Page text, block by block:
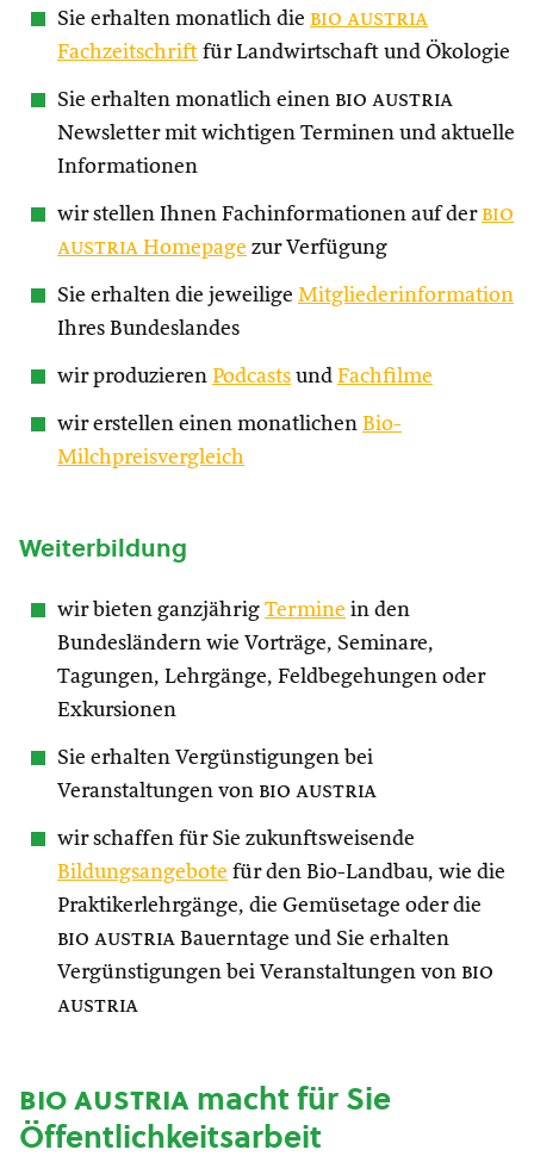
Sie erhalten monatlich die bio austria
Fachzeitschrift für Landwirtschaft und Ökologie
Sie erhalten monatlich einen bio austria
Newsletter mit wichtigen Terminen und aktuelle
Informationen
wir stellen Ihnen Fachinformationen auf der bio
austria Homepage zur Verfügung
Sie erhalten die jeweilige Mitgliederinformation
Ihres Bundeslandes
wir produzieren Podcasts und Fachfilme
wir erstellen einen monatlichen Bio-
Milchpreisvergleich
Weiterbildung
wir bieten ganzjährig Termine in den
Bundesländern wie Vorträge, Seminare,
Tagungen, Lehrgänge, Feldbegehungen oder
Exkursionen
Sie erhalten Vergünstigungen bei
Veranstaltungen von bio austria
wir schaffen für Sie zukunftsweisende
Bildungsangebote für den Bio-Landbau, wie die
Praktikerlehrgänge, die Gemüsetage oder die
bio austria Bauerntage und Sie erhalten
Vergünstigungen bei Veranstaltungen von bio
austria
bio austriamacht für Sie
Öffentlichkeitsarbeit